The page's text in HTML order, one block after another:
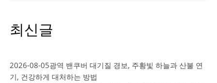
최신글
2026-08-05광역 밴쿠버 대기질 경보, 주황빛 하늘과 산불 연
기, 건강하게 대처하는 방법